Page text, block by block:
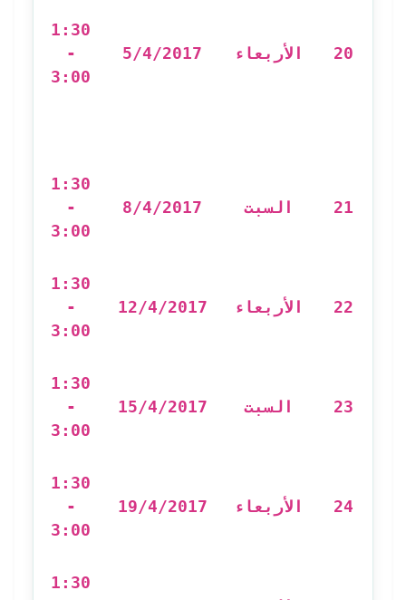
20 الأربعاء 5/4/2017
1:30
-
3:00
21 السبت 8/4/2017
1:30
-
3:00
22 الأربعاء 12/4/2017
1:30
-
3:00
23 السبت 15/4/2017
1:30
-
3:00
24 الأربعاء 19/4/2017
1:30
-
3:00
1:30